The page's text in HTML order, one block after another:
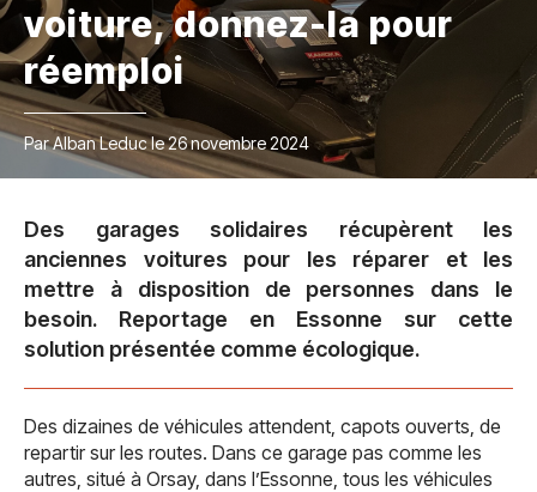
voiture, donnez-la pour
réemploi
Par Alban Leduc le 26 novembre 2024
Des garages solidaires récupèrent les
anciennes voitures pour les réparer et les
mettre à disposition de personnes dans le
besoin. Reportage en Essonne sur cette
solution présentée comme écologique.
Des dizaines de véhicules attendent, capots ouverts, de
repartir sur les routes. Dans ce garage pas comme les
autres, situé à Orsay, dans l’Essonne, tous les véhicules